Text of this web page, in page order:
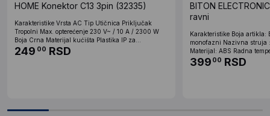
HOME Konektor C13 3pin (32335)
Karakteristike Vrsta AC Tip Utičnica Priključak
Tropolni Max. opterećenje 230 V~ / 10 A / 2300 W
Boja Crna Materijal kućišta Plastika IP za...
249 00 RSD
BITON
ravni
Karakteristike Boja artikla:
monofazni Nazivna struja
Materijal: ABS Radna
399 00 RSD